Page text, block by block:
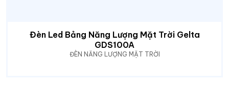
Đèn Led Bảng Năng Lượng Mặt Trời Gelta
GDS100A
ĐÈN NĂNG LƯỢNG MẶT TRỜI